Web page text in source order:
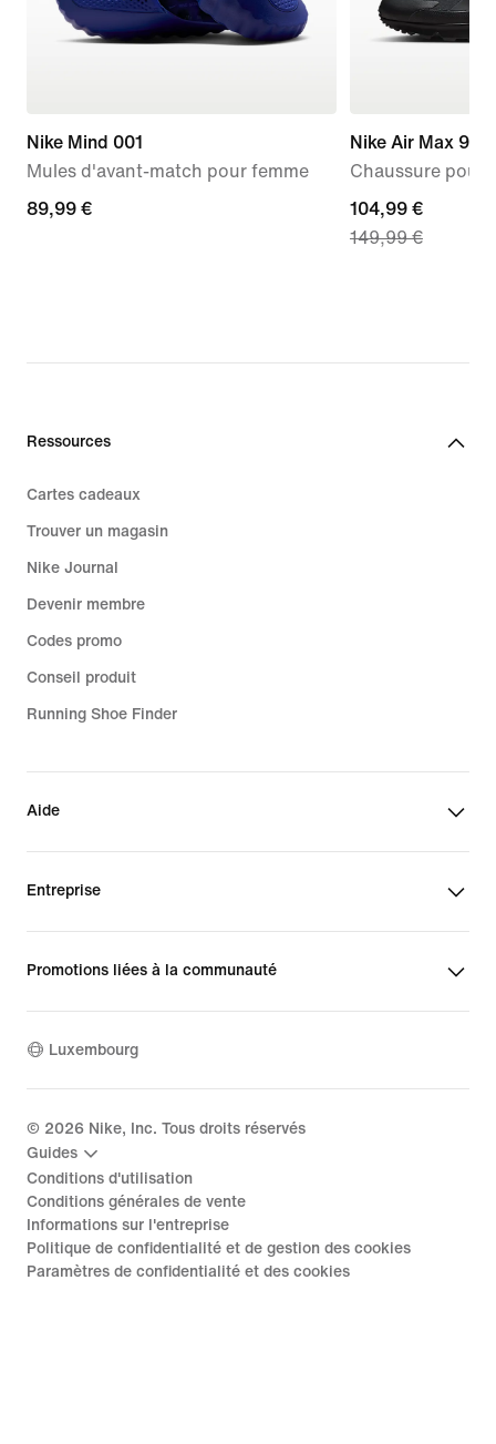
Nike Mind 001
Mules d'avant-match pour femme
89,99 €
89,99 €
Nike Air Max 90
Chaussure pour
current
price
149,99 €
104,99 €
149,99 €
Ressources
Cartes cadeaux
Trouver un magasin
Nike Journal
Devenir membre
Codes promo
Conseil produit
Running Shoe Finder
Aide
Entreprise
Promotions liées à la communauté
Luxembourg
© 2026 Nike, Inc. Tous droits réservés
Guides
Conditions d'utilisation
Conditions générales de vente
Informations sur l'entreprise
Politique de confidentialité et de gestion des cookies
Paramètres de confidentialité et des cookies